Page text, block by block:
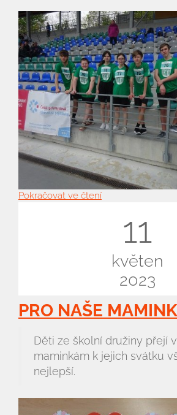
Základní škola
ZŠ speciální
ZŠ a MŠ při nemocnici
Školní družina
Fotogalerie
Kalendář akcí
Aktuality
Vyhledávání
Pokračovat ve čtení
11
květen
2023
PRO NAŠE
Děti ze školní družiny přejí
maminkám k jejich svátku
nejlepší.